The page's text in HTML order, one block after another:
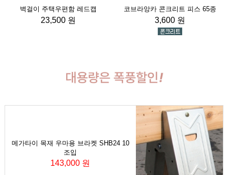
벽걸이 주택우편함 레드캡
23,500 원
코브라앙카 콘크리트 피스 65종
3,600 원
메가타이 목재 우마용 브라켓 SHB24 10
조입
143,000 원